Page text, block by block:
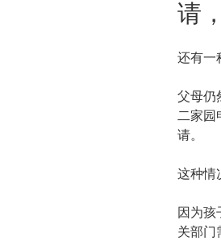
请
还有一
父母仍
二家园
请。
这种情
因为孩
关部门